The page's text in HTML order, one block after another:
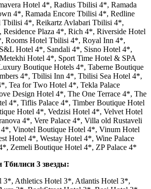
Hotel 4*, Radius Tbilisi 4*, Ramada
4*, Ramada Encore Tbilisi 4*, Redline
Tbilisi 4*, Reikartz Avlabari Tbilisi 4*,
Plaza 4*, Rich 4*, Riverside Hotel
Rooms Hotel Tbilisi 4*, Royal Inn 4*,
Hotel 4*, Sandali 4*, Sisno Hotel 4*,
Hotel 4*, Sport Time Hotel & SPA
Boutique Hotels 4*, Taberne Boutique
4*, Tbilisi Inn 4*, Tbilisi Sea Hotel 4*,
Tea for Two Hotel 4*, Tekla Palace
Design Hotel 4*, The One Terrace 4*, The
4*, Tiflis Palace 4*, Timber Boutique Hotel
Hotel 4*, Vedzisi Hotel 4*, Velvet Hotel
4*, Vere Palace 4*, Villa old Rustaveli
Vinotel Boutique Hotel 4*, Vinum Hotel
Hotel 4*, Westay Hotel 4*, Wine Palace
Zemeli Boutique Hotel 4*, ZP Palace 4*
3 звезды:
3*, Athletics Hotel 3*, Atlantis Hotel 3*,